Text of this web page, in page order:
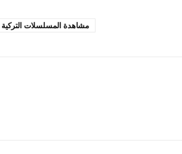
مشاهدة المسلسلات التركية